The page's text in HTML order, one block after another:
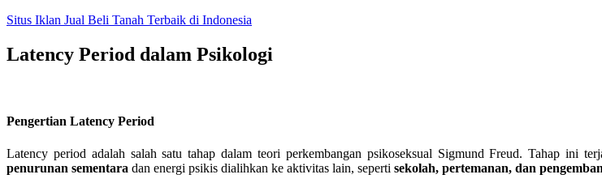
Skip
content
Situs Iklan Jual Beli Tanah Terbaik di Indonesia
Latency Period dalam Psikologi
Pengertian Latency Period
Latency period adalah salah satu tahap dalam teori perkembangan psikoseksual Sigmund Freud. Tahap ini
penurunan sementara dan energi psikis dialihkan ke aktivitas lain, seperti sekolah, pertemanan, dan